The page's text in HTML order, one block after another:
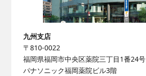
九州支店
〒810-0022
福岡県福岡市中央区薬院三丁目1番24号
パナソニック福岡薬院ビル3階